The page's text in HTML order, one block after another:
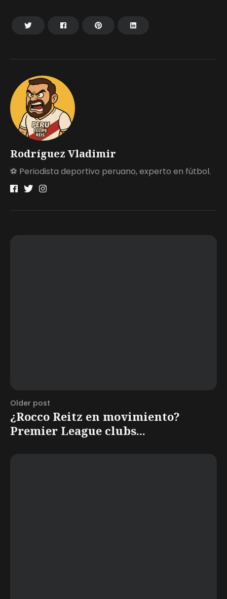
Rodríguez Vladimir
⚽ Periodista deportivo peruano, experto en fútbol.
Older post
¿Rocco Reitz en movimiento?
Premier League clubs...